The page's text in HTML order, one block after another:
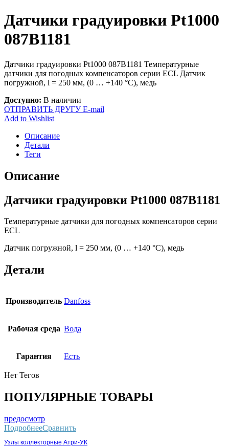
Датчики градуировки Pt1000
087B1181
Датчики градуировки Pt1000 087B1181 Температурные
датчики для погодных компенсаторов серии ECL Датчик
погружной, l = 250 мм, (0 … +140 °С), медь
Доступно: В наличии
ОТПРАВИТЬ ДРУГУ E-mail
Add to Wishlist
Описание
Детали
Теги
Описание
Датчики градуировки Pt1000 087B1181
Температурные датчики для погодных компенсаторов серии
ECL
Датчик погружной, l = 250 мм, (0 … +140 °С), медь
Детали
Производитель Danfoss
Рабочая среда Вода
Гарантия Есть
Нет Тегов
ПОПУЛЯРНЫЕ ТОВАРЫ
предосмотр
ПодробнееСравнить
Узлы коллекторные Атри-УК